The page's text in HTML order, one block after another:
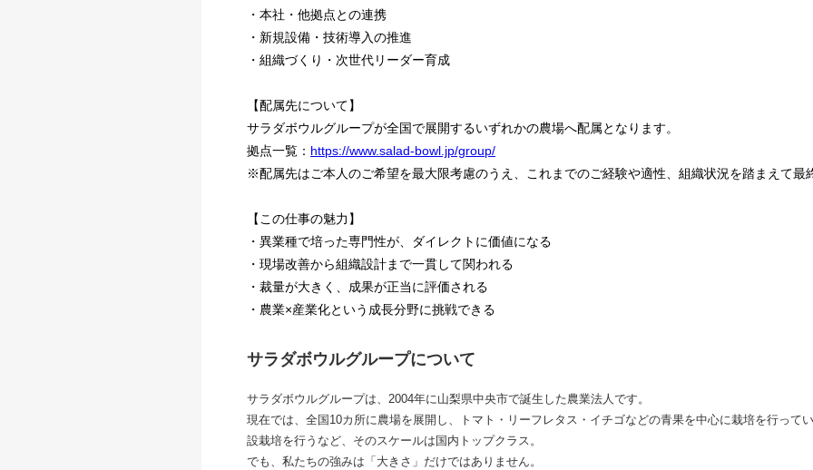
・本社・他拠点との連携
・新規設備・技術導入の推進
・組織づくり・次世代リーダー育成
【配属先について】
サラダボウルグループが全国で展開するいずれかの農場へ配属となります。
拠点一覧： https://www.salad-bowl.jp/group/
※配属先はご本人のご希望を最大限考慮のうえ、これまでのご経験や適性、組織状況を踏まえて最
【この仕事の魅力】
・異業種で培った専門性が、ダイレクトに価値になる
・現場改善から組織設計まで一貫して関われる
・裁量が大きく、成果が正当に評価される
・農業×産業化という成長分野に挑戦できる
サラダボウルグループについて
サラダボウルグループは、2004年に山梨県中央市で誕生した農業法人です。
現在では、全国10カ所に農場を展開し、トマト・リーフレタス・イチゴなどの青果を中心に栽培を行って
設栽培を行うなど、そのスケールは国内トップクラス。
でも、私たちの強みは「大きさ」だけではありません。